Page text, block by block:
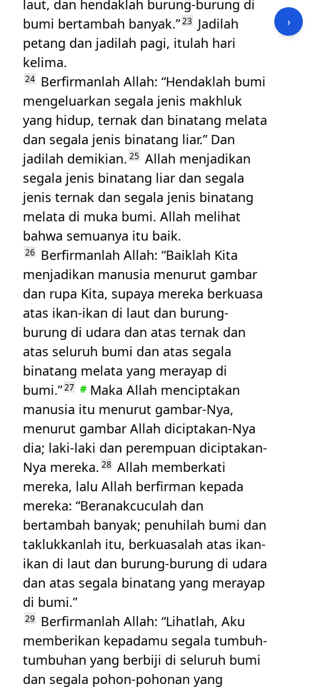
laut, dan hendaklah burung-burung di
bumi bertambah banyak.”23
Jadilah
petang dan jadilah pagi, itulah hari
kelima.
24 Berfirmanlah Allah: “Hendaklah bumi
mengeluarkan segala jenis makhluk
yang hidup, ternak dan binatang melata
dan segala jenis binatang liar.” Dan
jadilah demikian. 25 Allah menjadikan
segala jenis binatang liar dan segala
jenis ternak dan segala jenis binatang
melata di muka bumi. Allah melihat
bahwa semuanya itu baik.
26 Berfirmanlah Allah: “Baiklah Kita
menjadikan manusia menurut gambar
dan rupa Kita, supaya mereka berkuasa
atas ikan-ikan di laut dan burung-
burung di udara dan atas ternak dan
atas seluruh bumi dan atas segala
binatang melata yang merayap di
bumi.”27 # Maka Allah menciptakan
manusia itu menurut gambar-Nya,
menurut gambar Allah diciptakan-Nya
dia; laki-laki dan perempuan diciptakan-
Nya mereka. 28 Allah memberkati
mereka, lalu Allah berfirman kepada
mereka: “Beranakcuculah dan
bertambah banyak; penuhilah bumi dan
taklukkanlah itu, berkuasalah atas ikan-
ikan di laut dan burung-burung di udara
dan atas segala binatang yang merayap
di bumi.”
29 Berfirmanlah Allah: “Lihatlah, Aku
memberikan kepadamu segala tumbuh-
tumbuhan yang berbiji di seluruh bumi
dan segala pohon-pohonan yang
›